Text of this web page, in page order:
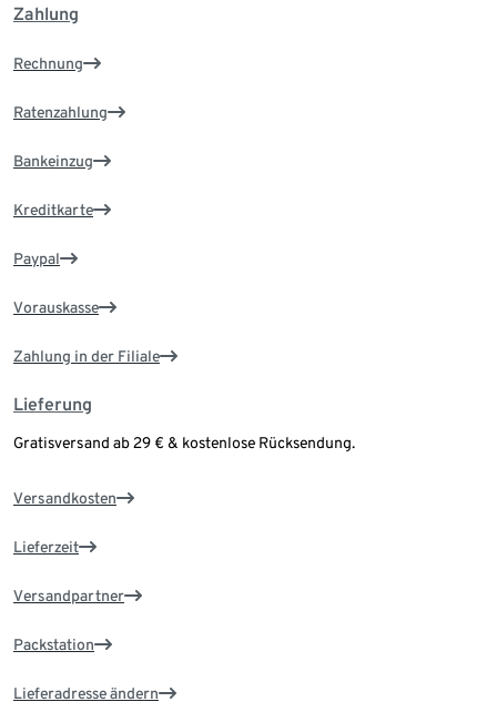
Zahlung
Rechnung
Ratenzahlung
Bankeinzug
Kreditkarte
Paypal
Vorauskasse
Zahlung in der Filiale
Lieferung
Gratisversand ab 29 € & kostenlose Rücksendung.
Versandkosten
Lieferzeit
Versandpartner
Packstation
Lieferadresse ändern